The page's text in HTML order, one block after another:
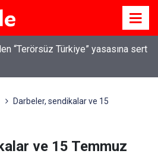
hastalıklarına karşı denetimler
Darbeler, sendikalar ve 15
ve 15 Temmuz